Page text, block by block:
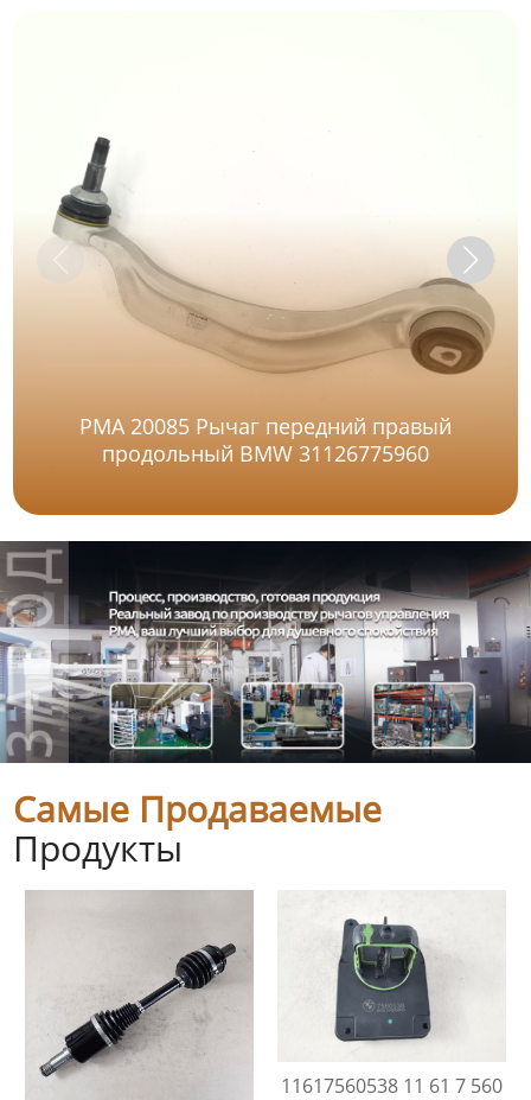
PMA 20085 Рычаг передний правый
продольный BMW 31126775960
Самые Продаваемые
Продукты
11617560538 11 61 7 560